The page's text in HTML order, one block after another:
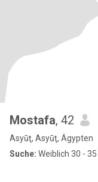
Mostafa, 42
Asyūţ, Asyūţ, Ägypten
Suche: Weiblich 30 - 35